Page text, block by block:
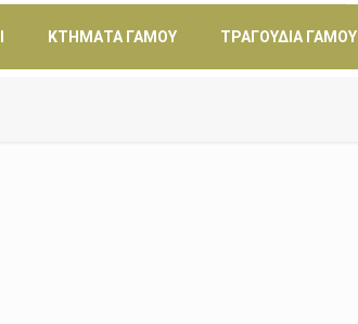
ΚΤΉΜΑΤΑ ΓΆΜΟΥ ΤΡΑΓΟΎΔΙΑ ΓΆΜΟΥ